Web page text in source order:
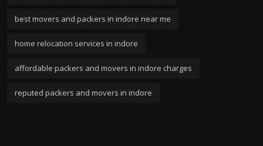
best movers and packers in indore near me
home relocation services in indore
affordable packers and movers in indore charges
reputed packers and movers in indore